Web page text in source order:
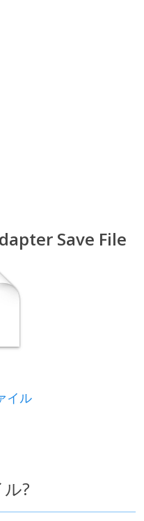
Save File
イル
?